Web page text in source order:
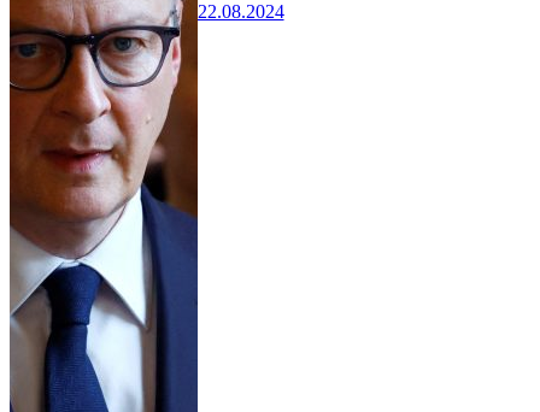
22.08.2024